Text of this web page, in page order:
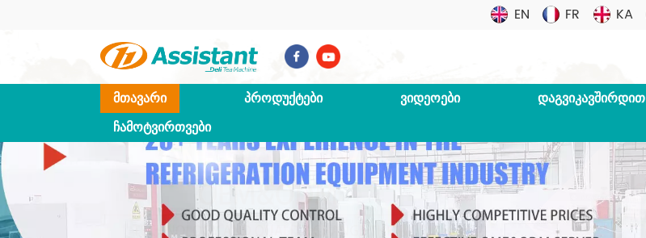
EN FR KA
ᲛᲗᲐᲕᲐᲠᲘ ᲞᲠᲝᲓᲣᲥᲢᲔᲑᲘ ᲕᲘᲓᲔᲝᲔᲑᲘ ᲓᲐᲒᲕᲘᲙᲐᲕᲨᲘᲠᲓᲘᲗ
ᲩᲐᲛᲝᲢᲕᲘᲠᲗᲕᲔᲑᲘ